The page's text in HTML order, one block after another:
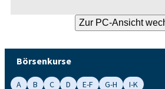
Börsenkurse
A B C D E-F G-H
I-K